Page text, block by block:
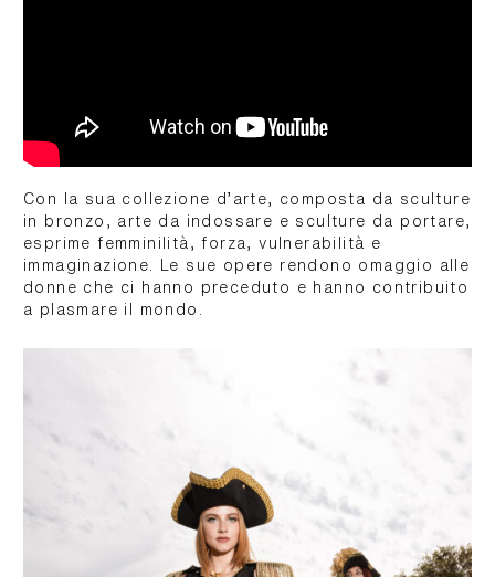
Con la sua collezione d’arte, composta da sculture
in bronzo, arte da indossare e sculture da portare,
esprime femminilità, forza, vulnerabilità e
immaginazione. Le sue opere rendono omaggio alle
donne che ci hanno preceduto e hanno contribuito
a plasmare il mondo.